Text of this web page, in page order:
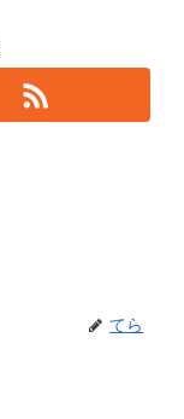
てら